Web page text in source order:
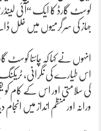
کوسٹ گارڈ کا ایک “آئی لینڈر”
جہاز کی سرگرمیوں میں خلل
انہوں نے کہا کہ چائنا کوسٹ
اس طیارے کی نگرانی، ٹریکنگ
کی سلامتی اور اس کے کام کو
ورانہ اور منظم انداز میں انجام